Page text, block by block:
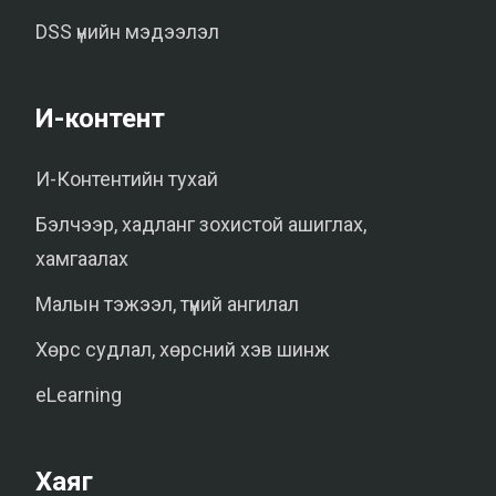
DSS үнийн мэдээлэл
И-контент
И-Контентийн тухай
Бэлчээр, хадланг зохистой ашиглах,
хамгаалах
Малын тэжээл, түүний ангилал
Хөрс судлал, хөрсний хэв шинж
eLearning
Хаяг